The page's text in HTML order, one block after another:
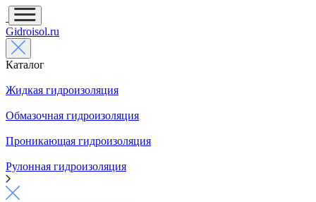
Gidroisol.ru
Каталог
Жидкая гидроизоляция
Обмазочная гидроизоляция
Проникающая гидроизоляция
Рулонная гидроизоляция